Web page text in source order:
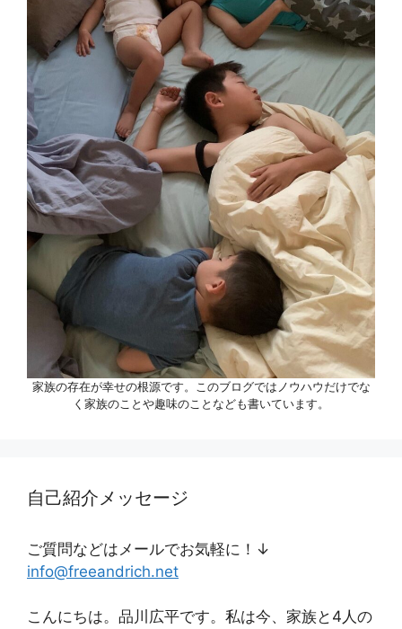
家族の存在が幸せの根源です。このブログではノウハウだけでな
く家族のことや趣味のことなども書いています。
自己紹介メッセージ
ご質問などはメールでお気軽に！↓
info@freeandrich.net
こんにちは。品川広平です。私は今、家族と4人の